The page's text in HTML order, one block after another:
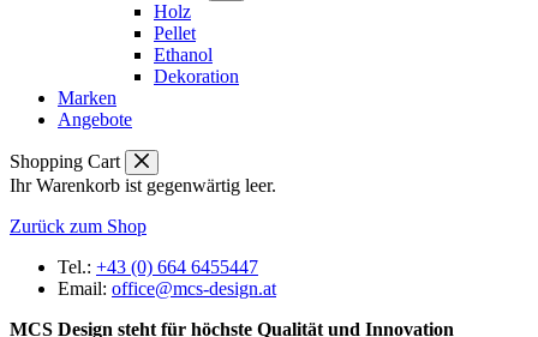
Holz
Pellet
Ethanol
Dekoration
Marken
Angebote
Shopping Cart
Ihr Warenkorb ist gegenwärtig leer.
Zurück zum Shop
Tel.: +43 (0) 664 6455447
Email: office@mcs-design.at
MCS Design steht für höchste Qualität und Innovation